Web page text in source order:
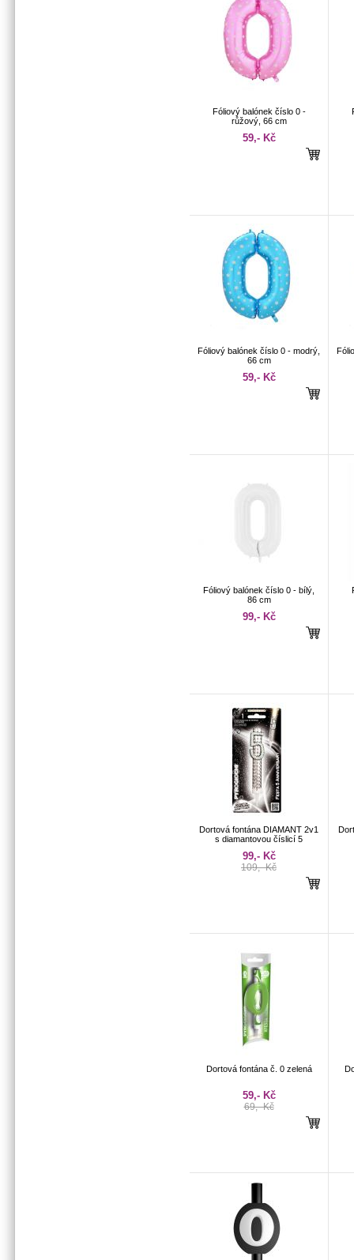
Fóliový balónek číslo 0 -
růžový, 66 cm
59,- Kč
Fóliový balónek číslo 0 - modrý,
66 cm
59,- Kč
Fóliový balónek číslo 0 - bílý,
86 cm
99,- Kč
Dortová fontána DIAMANT 2v1
s diamantovou číslicí 5
99,- Kč
109,- Kč
Dortová fontána č. 0 zelená
59,- Kč
69,- Kč